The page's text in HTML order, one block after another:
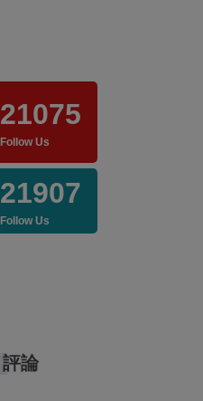
21075
Follow Us
21907
Follow Us
評論